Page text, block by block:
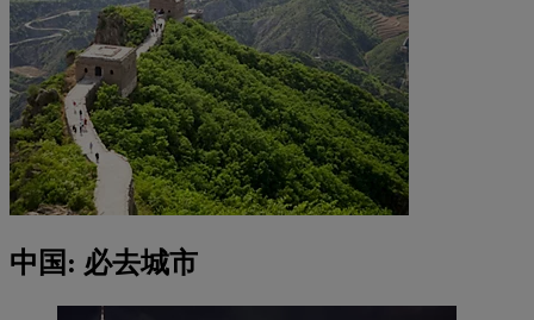
中国: 必去城市